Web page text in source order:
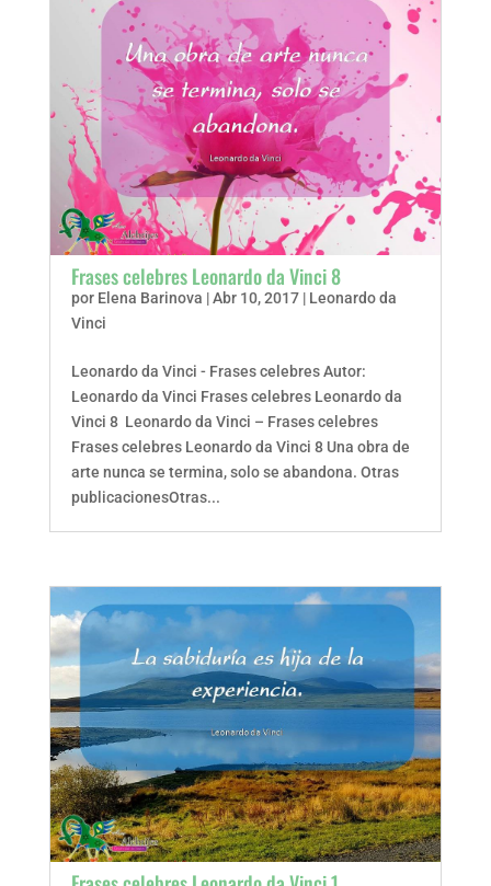
Frases celebres Leonardo da Vinci 8
por Elena Barinova |Abr 10, 2017| Leonardo da
Vinci
Leonardo da Vinci - Frases celebres Autor:
Leonardo da Vinci Frases celebres Leonardo da
Vinci 8 Leonardo da Vinci – Frases celebres
Frases celebres Leonardo da Vinci 8 Una obra de
arte nunca se termina, solo se abandona. Otras
publicacionesOtras...